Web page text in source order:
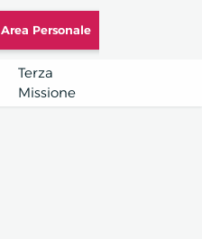
Area Personale
Terza
Missione